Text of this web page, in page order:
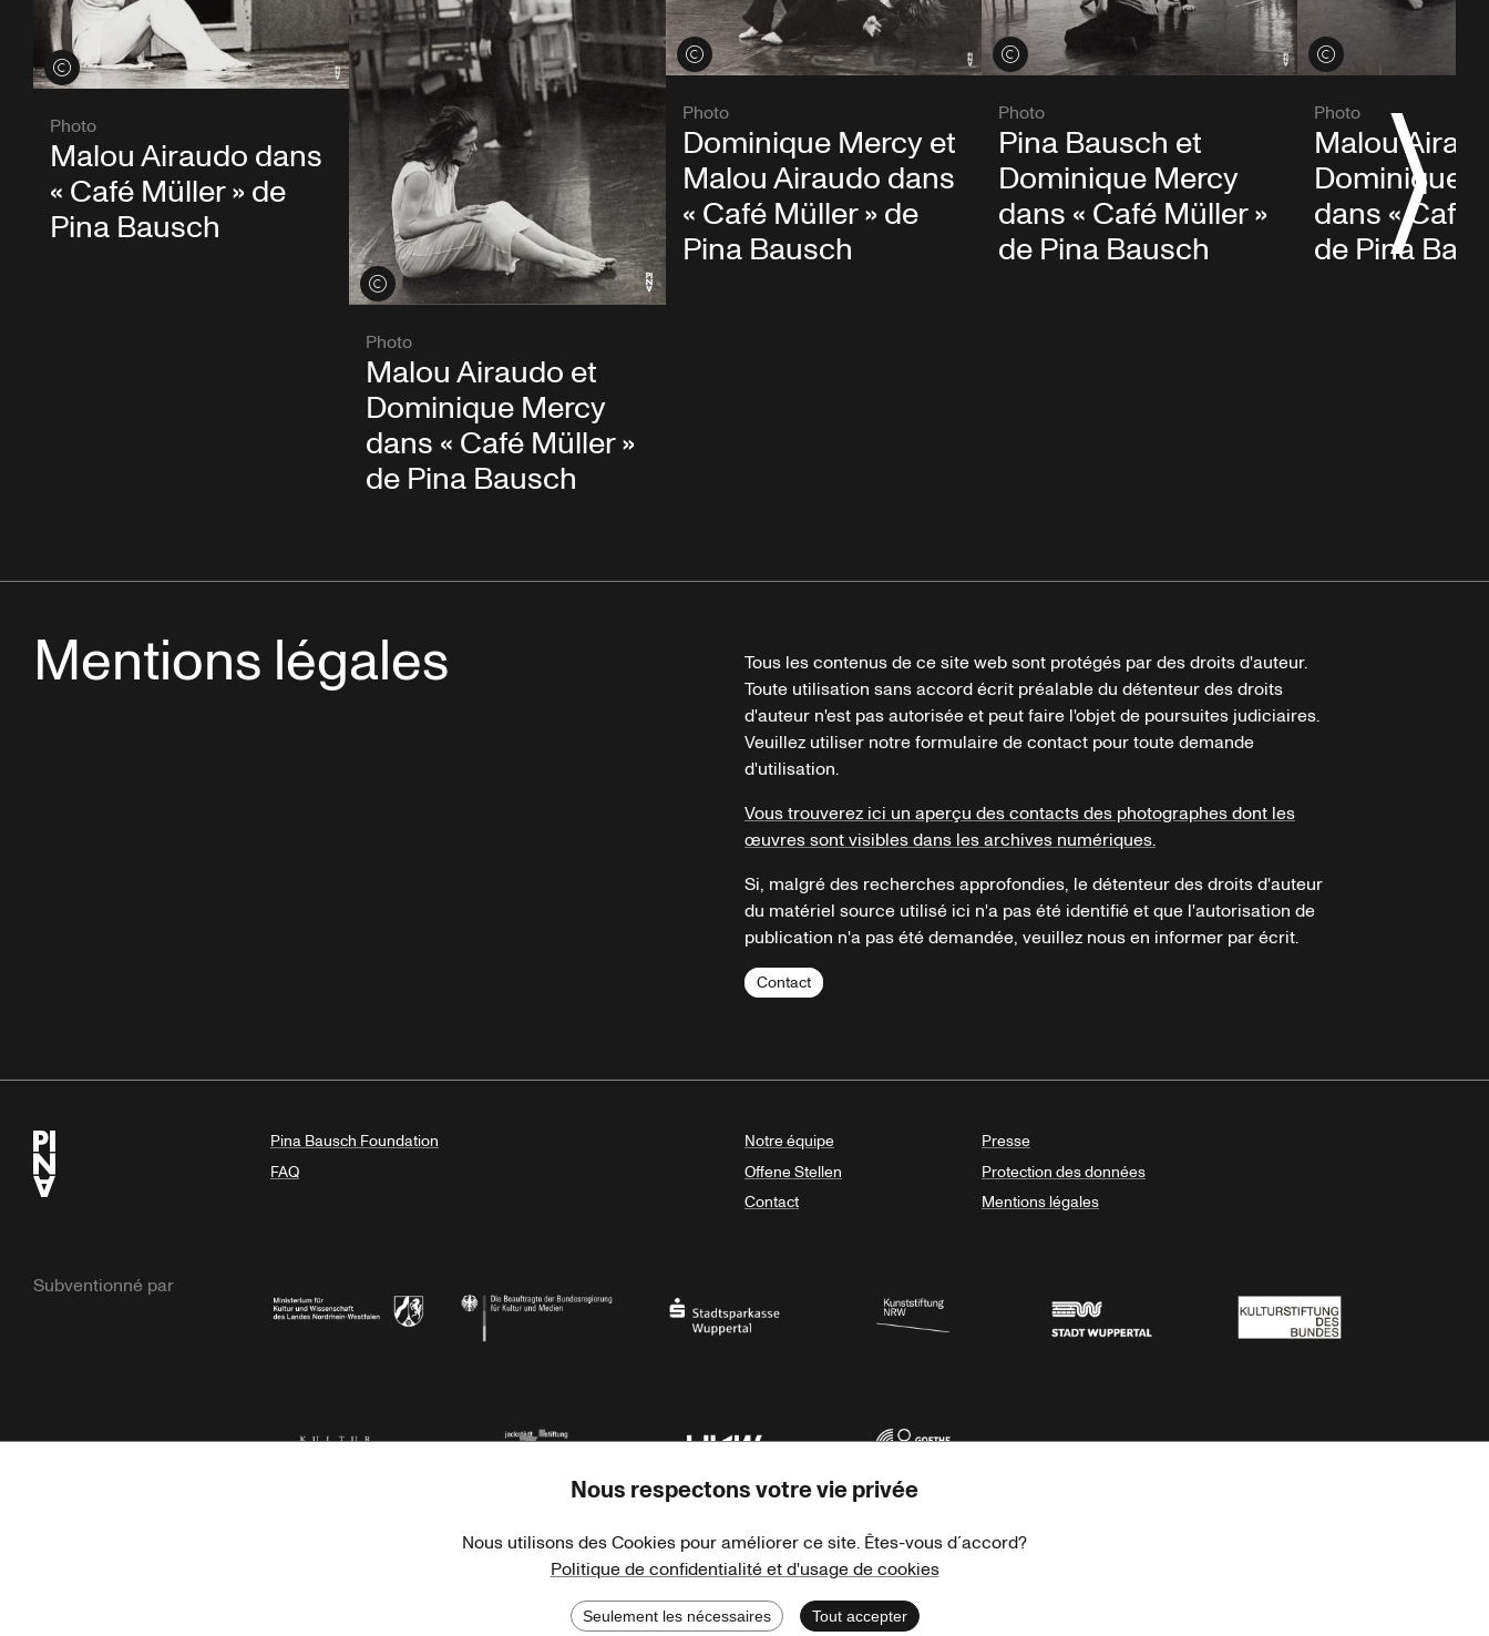
Voir les crédits
Photo
Malou Airaudo dans
« Café Müller » de
Pina Bausch
Voir les crédits
Photo
Malou Airaudo et
Dominique Mercy
dans « Café Müller »
de Pina Bausch
Voir les crédits
Photo
Dominique Mercy et
Malou Airaudo dans
« Café Müller » de
Pina Bausch
Voir les crédits
Photo
Pina Bausch et
Dominique Mercy
dans « Café Müller »
de Pina Bausch
Voir les crédits
Photo
Malou
Dominique
dans « Café
de Pina
Mentions légales
Tous les contenus de ce site web sont protégés par des droits d'auteur.
Toute utilisation sans accord écrit préalable du détenteur des droits
d'auteur n'est pas autorisée et peut faire l'objet de poursuites judiciaires.
Veuillez utiliser notre formulaire de contact pour toute demande
d'utilisation.
Vous trouverez ici un aperçu des contacts des photographes dont les
œuvres sont visibles dans les archives numériques.
Si, malgré des recherches approfondies, le détenteur des droits d'auteur
du matériel source utilisé ici n'a pas été identifié et que l'autorisation de
publication n'a pas été demandée, veuillez nous en informer par écrit.
Contact
Pina Bausch Foundation
FAQ
Notre équipe
Offene Stellen
Contact
Presse
Protection des données
Mentions légales
Subventionné par
Haus der Kulturen der Welt Goethe-Institut
Nous respectons votre vie privée
Nous utilisons des Cookies pour améliorer ce site. Êtes-vous d´accord?
Politique de confidentialité et d'usage de cookies
Seulement les nécessaires Tout accepter